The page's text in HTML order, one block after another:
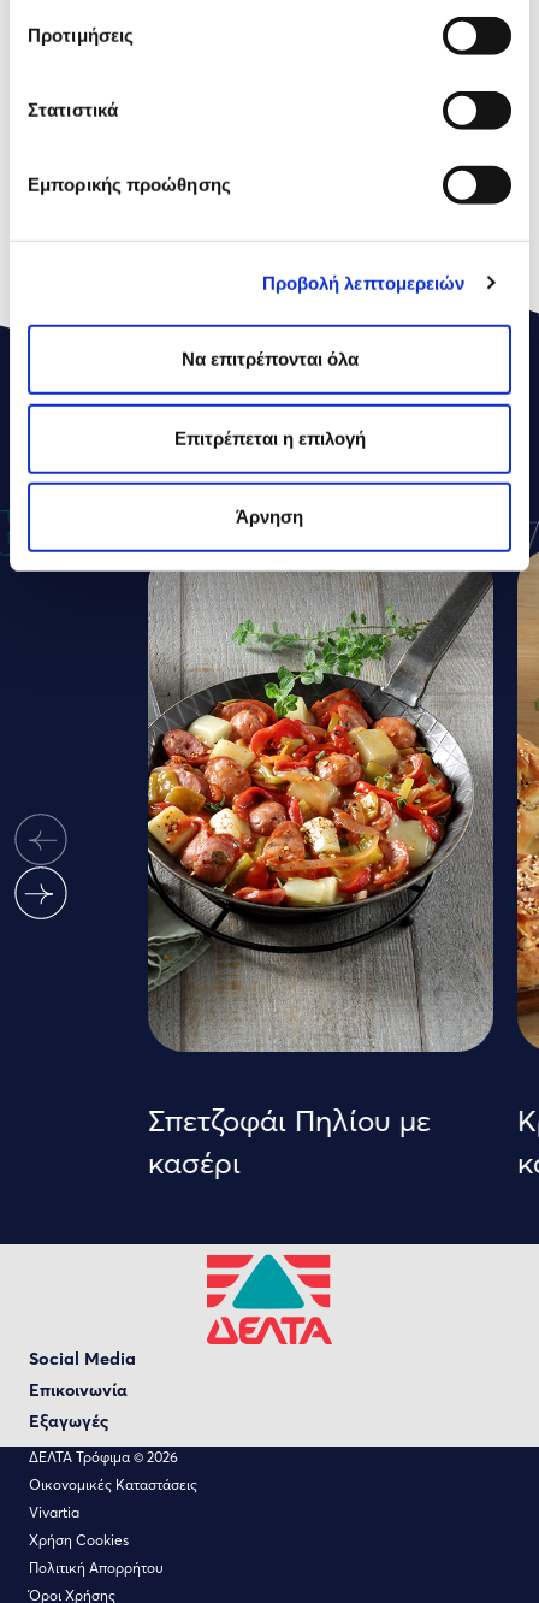
Προτιμήσεις
Στατιστικά
Εμπορικής προώθησης
Προβολή λεπτομερειών
Να επιτρέπονται όλα
Επιτρέπεται η επιλογή
Άρνηση
Οξέα
εκ των οποίων
0,7g
Πρωτεΐνες
16,5g
Αλάτι
2,2g
ΔΕΛΤΑΣΥΝΤΑΓΕΣ
Σπετζοφάι Πηλίου με
κασέρι
Social Media
Επικοινωνία
Εξαγωγές
ΔΕΛΤΑ Τρόφιμα © 2026
Οικονομικές Καταστάσεις
Vivartia
Χρήση Cookies
Πολιτική Απορρήτου
Όροι Χρήσης